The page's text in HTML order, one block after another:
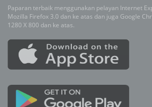
Paparan terbaik menggunakan pelayan Internet
Mozilla Firefox 3.0 dan ke atas dan juga Google
1280 X 800 dan ke atas.